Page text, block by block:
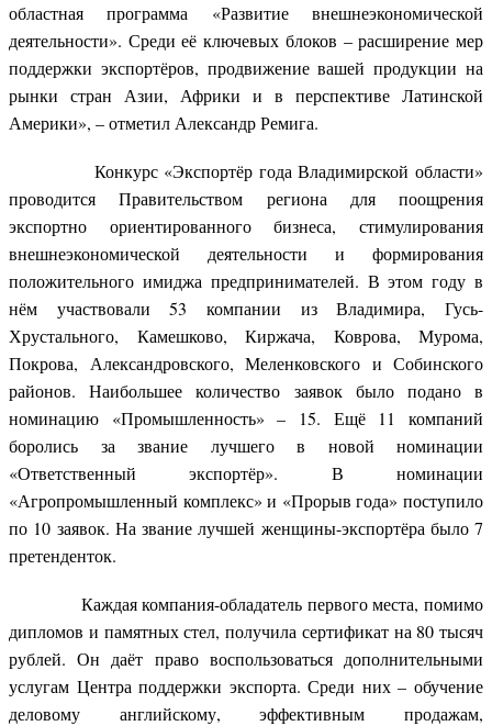
областная программа «Развитие внешнеэкономической
деятельности». Среди её ключевых блоков – расширение мер
поддержки экспортёров, продвижение вашей продукции на
рынки стран Азии, Африки и в перспективе Латинской
Америки», – отметил Александр Ремига.
Конкурс «Экспортёр года Владимирской области»
проводится Правительством региона для поощрения
экспортно ориентированного бизнеса, стимулирования
внешнеэкономической деятельности и формирования
положительного имиджа предпринимателей. В этом году в
нём участвовали 53 компании из Владимира, Гусь-
Хрустального, Камешково, Киржача, Коврова, Мурома,
Покрова, Александровского, Меленковского и Собинского
районов. Наибольшее количество заявок было подано в
номинацию «Промышленность» – 15. Ещё 11 компаний
боролись за звание лучшего в новой номинации
«Ответственный экспортёр». В номинации
«Агропромышленный комплекс» и «Прорыв года» поступило
по 10 заявок. На звание лучшей женщины-экспортёра было 7
претенденток.
Каждая компания-обладатель первого места, помимо
дипломов и памятных стел, получила сертификат на 80 тысяч
рублей. Он даёт право воспользоваться дополнительными
услугам Центра поддержки экспорта. Среди них – обучение
деловому английскому, эффективным продажам,